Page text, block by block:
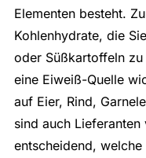
Elementen besteht.
Kohlenhydrate, die
oder Süßkartoffeln
eine Eiweiß-Quelle
auf Eier, Rind,
sind auch
entscheidend,